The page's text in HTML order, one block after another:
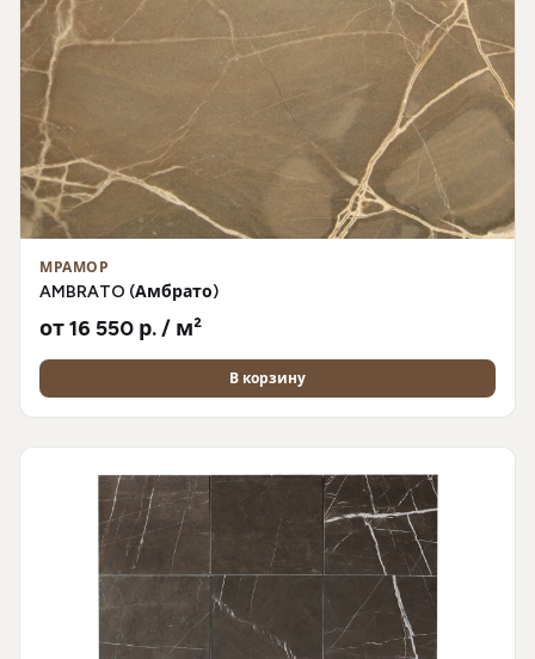
МРАМОР
AMBRATO (Амбрато)
от 16 550 р. / м²
В корзину